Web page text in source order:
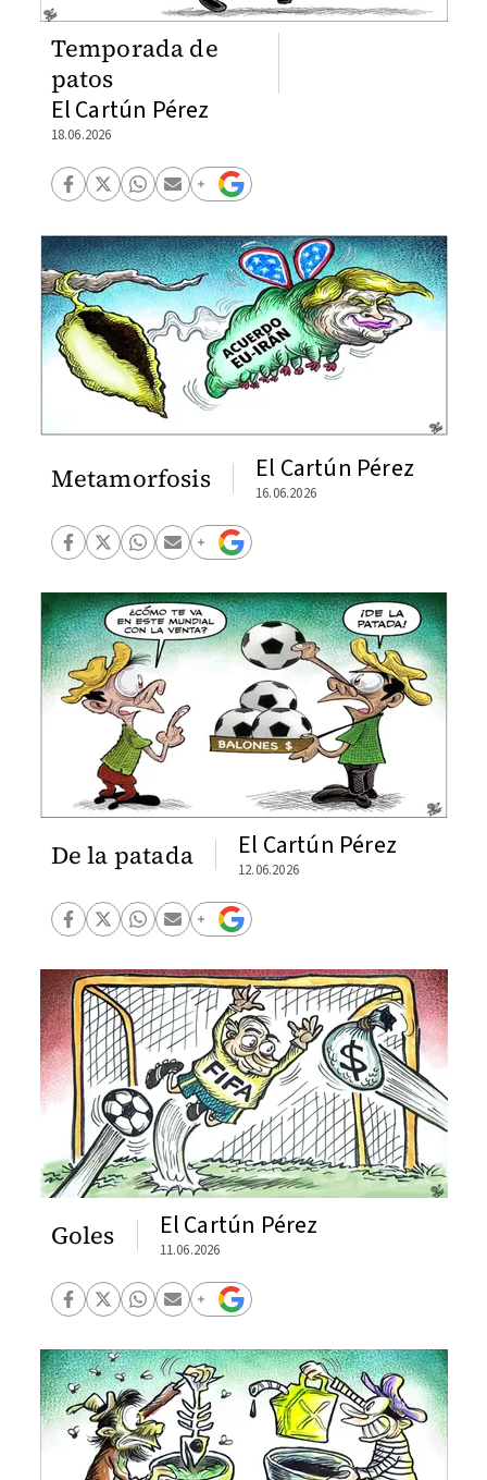
Temporada de
patos
El Cartún Pérez
18.06.2026
Metamorfosis El Cartún Pérez
16.06.2026
De la patada El Cartún Pérez
12.06.2026
Goles El Cartún Pérez
11.06.2026